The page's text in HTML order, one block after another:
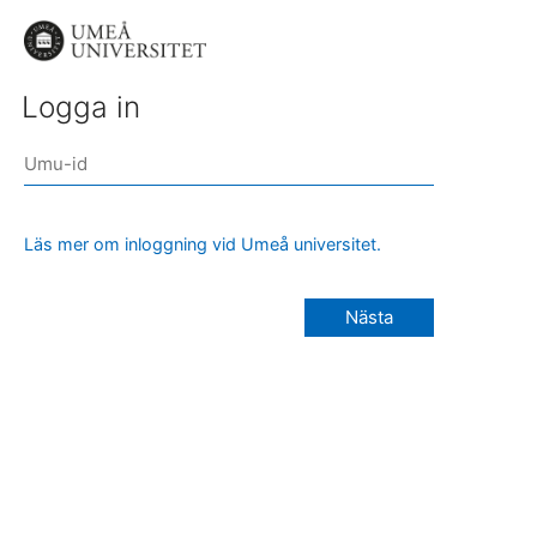
Logga in
Läs mer om inloggning vid Umeå universitet.
Nästa